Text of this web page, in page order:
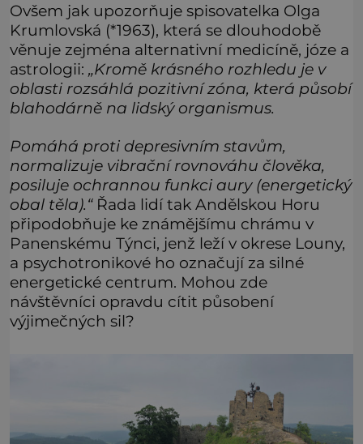
Ovšem jak upozorňuje spisovatelka Olga
Krumlovská (*1963), která se dlouhodobě
věnuje zejména alternativní medicíně, józe a
astrologii: „Kromě krásného rozhledu je v
oblasti rozsáhlá pozitivní zóna, která působí
blahodárně na lidský organismus.
Pomáhá proti depresivním stavům,
normalizuje vibrační rovnováhu člověka,
posiluje ochrannou funkci aury (energetický
obal těla).“Řada lidí tak Andělskou Horu
připodobňuje ke známějšímu chrámu v
Panenskému Týnci, jenž leží v okrese Louny,
a psychotronikové ho označují za silné
energetické centrum. Mohou zde
návštěvníci opravdu cítit působení
výjimečných sil?